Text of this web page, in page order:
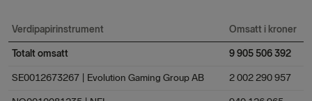
Verdipapirinstrument Omsatt i kroner
Totalt omsatt 9 905 506 392
SE0012673267 | Evolution Gaming Group AB 2 002 290 957